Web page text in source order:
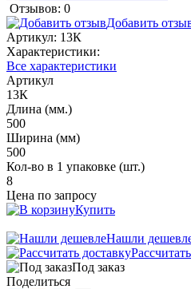
Отзывов: 0
Добавить
Артикул: 13К
Характеристики:
Все характеристики
Артикул
13К
Длина (мм.)
500
Ширина (мм)
500
Кол-во в 1 упаковке (шт.)
8
Цена по запросу
Купить
Нашли
Под заказ
Поделиться